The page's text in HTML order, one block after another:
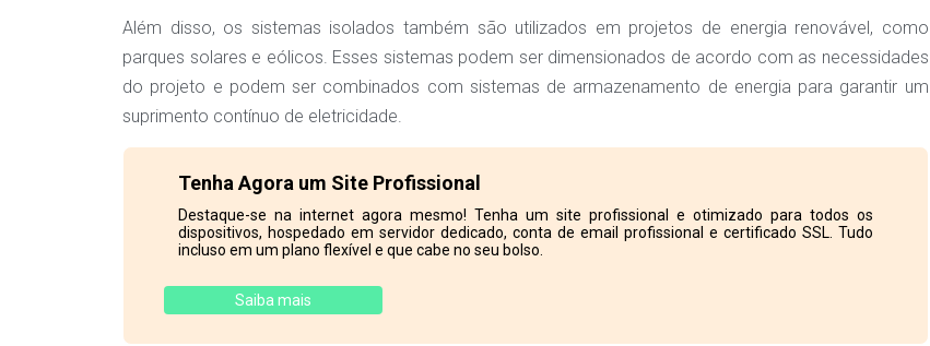
Além disso, os sistemas isolados também são utilizados em projetos de energia renovável, como
parques solares e eólicos. Esses sistemas podem ser dimensionados de acordo com as necessidades
do projeto e podem ser combinados com sistemas de armazenamento de energia para garantir um
suprimento contínuo de eletricidade.
Tenha Agora um Site Profissional
Destaque-se na internet agora mesmo! Tenha um site profissional e otimizado para todos os
dispositivos, hospedado em servidor dedicado, conta de email profissional e certificado SSL. Tudo
incluso em um plano flexível e que cabe no seu bolso.
Saiba mais